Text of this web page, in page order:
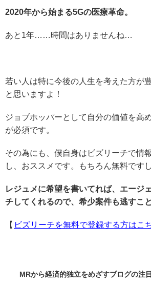
2020年から始まる5Gの医療革命。
あと1年……時間はありませんね…
若い人は特に今後の人生を考えた方が
と思いますよ！
ジョブホッパーとして自分の価値を高
が必須です。
その為にも、僕自身はビズリーチで情
し、おススメです。もちろん無料です
レジュメに希望を書いてれば、エージ
チしてくれるので、希少案件も逃すこ
【 ビズリーチを無料で登録する方はこ
MRから経済的独立をめざすブログの注